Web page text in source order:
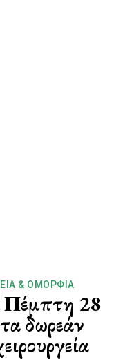
& ΟΜΟΡΦΙΆ
Πέμπτη 28
δωρεάν